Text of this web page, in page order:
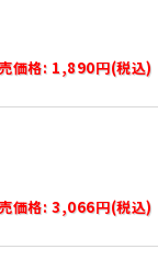
価格: 1,890円(税込)
価格: 3,066円(税込)